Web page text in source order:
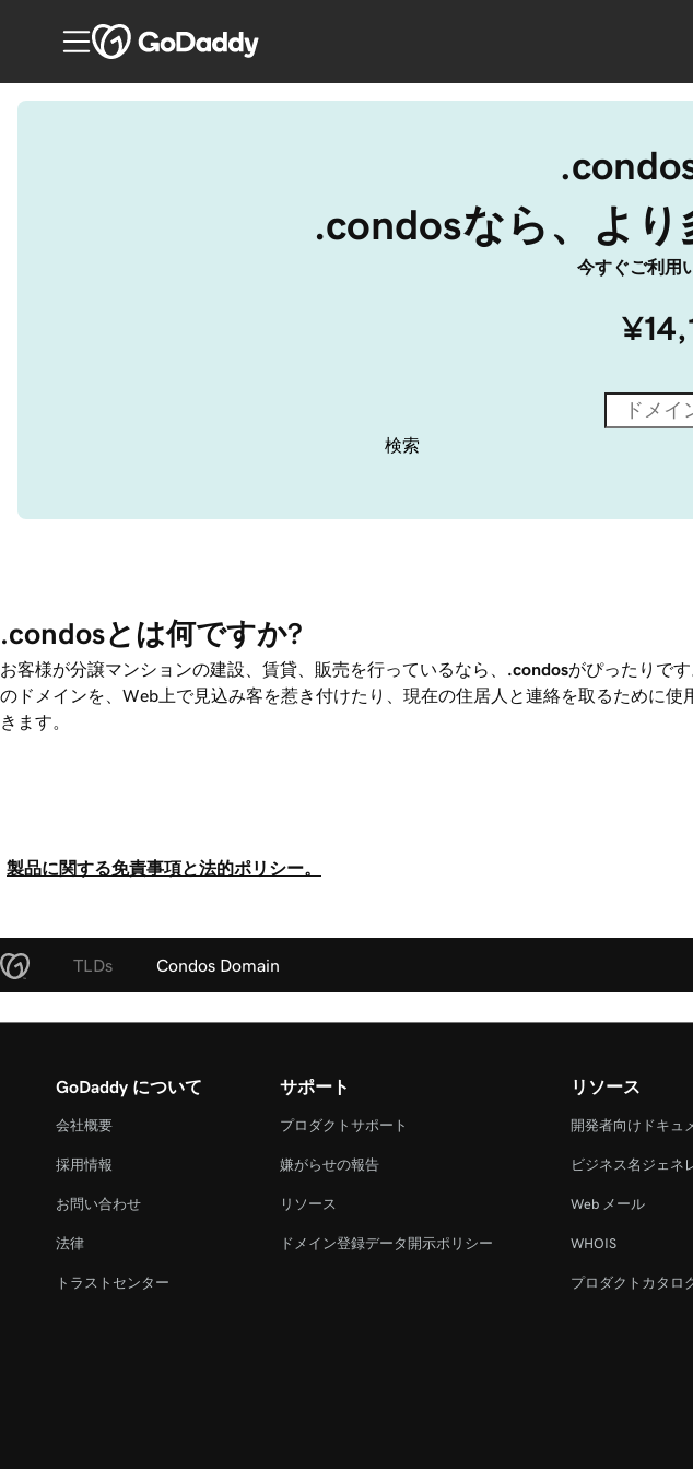
.condosなら、より
今すぐご利用
検索
.condosとは何ですか?
お客様が分譲マンションの建設、賃貸、販売を行っているなら、 .condosがぴったりです
のドメインを、Web上で見込み客を惹き付けたり、現在の住居人と連絡を取るために使
きます。
製品に関する免責事項と法的ポリシー。
TLDs Condos Domain
GoDaddy について
会社概要
採用情報
お問い合わせ
法律
トラストセンター
サポート
プロダクトサポート
嫌がらせの報告
リソース
ドメイン登録データ開示ポリシー
リソース
開発者向けドキュ
ビジネス名ジェネ
Web メール
WHOIS
プロダクトカタロ